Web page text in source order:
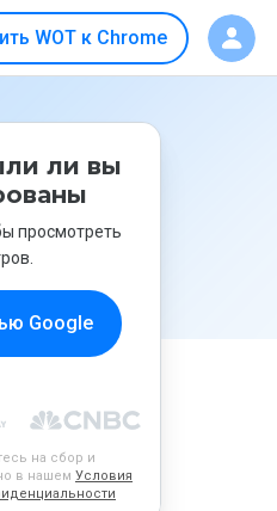
WOT к Chrome
ли вы
просмотреть
Google
на сбор и
в нашем Условия